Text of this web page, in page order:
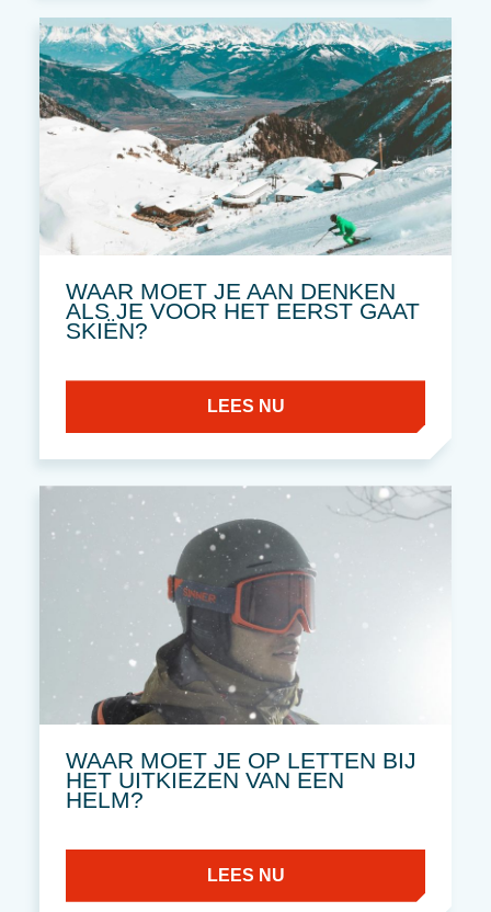
WAAR MOET JE AAN DENKEN
ALS JE VOOR HET EERST GAAT
SKIËN?
LEES NU
WAAR MOET JE OP LETTEN BIJ
HET UITKIEZEN VAN EEN
HELM?
LEES NU